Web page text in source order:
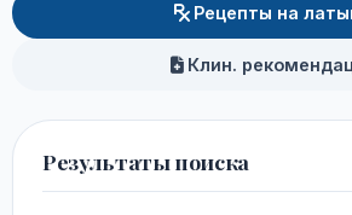
Рецепты на
Клин.
Результаты поиска